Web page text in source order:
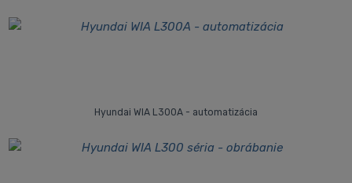
Hyundai WIA L300A - automatizácia